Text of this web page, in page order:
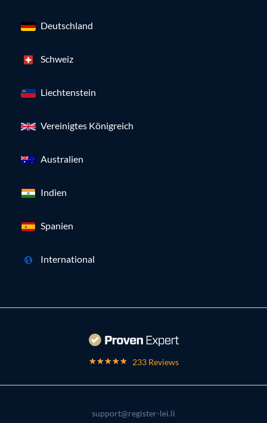
Deutschland
Schweiz
Liechtenstein
Vereinigtes Königreich
Australien
Indien
Spanien
International
233 Reviews
support@register-lei.li